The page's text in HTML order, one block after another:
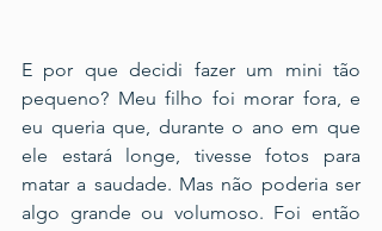
E por que decidi fazer um mini tão
pequeno? Meu filho foi morar fora, e
eu queria que, durante o ano em que
ele estará longe, tivesse fotos para
matar a saudade. Mas não poderia ser
algo grande ou volumoso. Foi então